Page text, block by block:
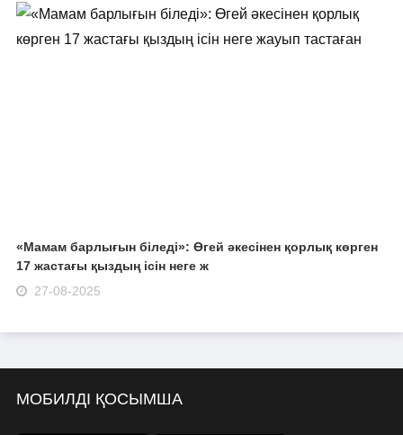
«Мамам барлығын біледі»: Өгей әкесінен қорлық көрген
17 жастағы қыздың ісін неге ж
27-08-2025
МОБИЛДІ ҚОСЫМША